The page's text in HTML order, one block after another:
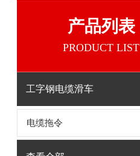
产品列表
PRODUCT LIST
工字钢电缆滑车
电缆拖令